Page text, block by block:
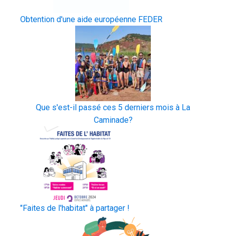
Obtention d'une aide européenne FEDER
Que s'est-il passé ces 5 derniers mois à La
Caminade?
"Faites de l'habitat" à partager !